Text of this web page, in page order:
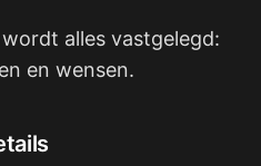
alles vastgelegd:
en wensen.